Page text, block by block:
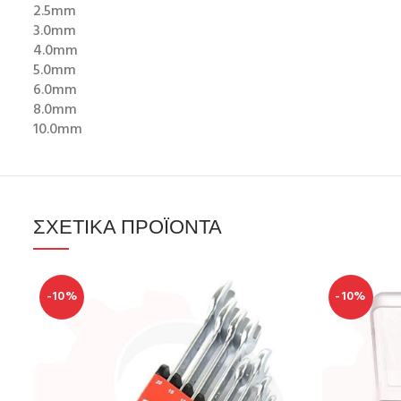
2.5mm
3.0mm
4.0mm
5.0mm
6.0mm
8.0mm
10.0mm
ΣΧΕΤΙΚΆ ΠΡΟΪΌΝΤΑ
-10% -10%